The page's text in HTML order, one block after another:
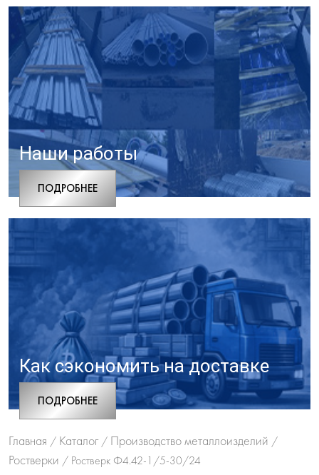
Наши работы
ПОДРОБНЕЕ
Как сэкономить на доставке
ПОДРОБНЕЕ
Главная / Каталог / Производство металлоизделий /
Ростверки / Ростверк Ф4.42-1/5-30/24